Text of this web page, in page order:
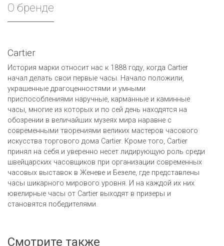
О бренде
Cartier
История марки относит нас к 1888 году, когда Cartier
начал делать свои первые часы. Начало положили,
украшенные драгоценностями и умными
приспособлениями наручные, карманные и каминные
часы, многие из которых и по сей день находятся на
обозрении в величайших музеях мира наравне с
современными творениями великих мастеров часового
искусства торгового дома Cartier. Кроме того, Cartier
принял на себя и уверенно несет лидирующую роль среди
швейцарских часовщиков при организации современных
часовых выставок в Женеве и Безеле, где представлены
часы шикарного мирового уровня. И на каждой их них
ювелирные часы от Cartier выходят в призеры и
становятся победителями.
Смотрите также